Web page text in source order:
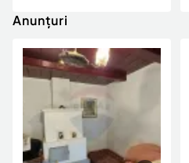
Anunțuri